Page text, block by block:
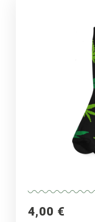
4,00 €